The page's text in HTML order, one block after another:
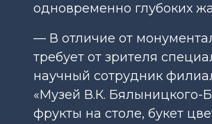
одновременно глубоких
— В отличие от
требует от зрителя
научный сотрудник
«Музей В.К. Бялыницкого-
фрукты на столе, букет